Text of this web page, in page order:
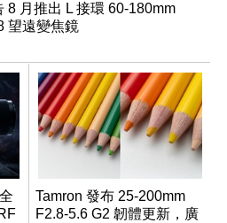
8 月推出 L 接環 60-180mm
望遠變焦鏡
Tamron 發布 25-200mm
F2.8-5.6 G2 韌體更新，廣